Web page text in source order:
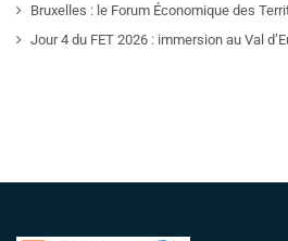
Bruxelles : le Forum Économique des
Jour 4 du FET 2026 : immersion au Val